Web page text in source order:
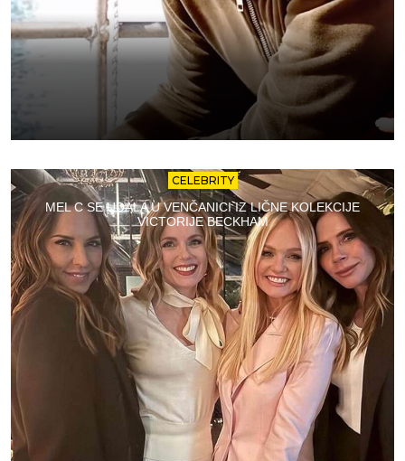
CELEBRITY
MEL C SE UDALA U VENČANICI IZ LIČNE KOLEKCIJE
VICTORIJE BECKHAM